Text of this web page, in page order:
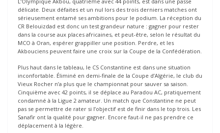
délicate. Deux défaites et un nul lors des trois derniers matches ont
sérieusement entamé ses ambitions pour le podium. La réception du
CR Belouizdad est donc un test grandeur nature : gagner pour rester
dans la course aux places africaines, et peut-être, selon le résultat du
MCO à Oran, espérer grappiller une position. Perdre, et les
Akbouciens peuvent faire une croix sur la Coupe de la Confédération.
Plus haut dans le tableau, le CS Constantine est dans une situation
inconfortable. Éliminé en demi-finale de la Coupe d’Algérie, le club du
Vieux Rocher n’a plus que le championnat pour sauver sa saison.
Cinquième avec 42 points, il se déplace au Paradou AC, pratiquement
condamné à la Ligue 2 amateur. Un match que Constantine ne peut
pas se permettre de rater si l’objectif est de finir dans le top trois. Les
Sanafir ont la qualité pour gagner. Encore faut-il ne pas prendre ce
déplacement à la légère.